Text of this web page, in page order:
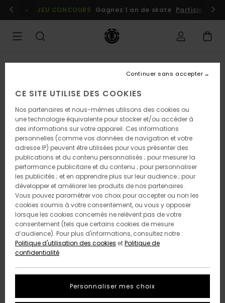
l'information
Se connecter / s'inscrire
JEU CONCOURS Gagnez 1 an de skate Participez
CE SITE UTILISE DES COOKIES
Nos partenaires et nous-mêmes utilisons des cookies ou
une technologie équivalente pour stocker et/ou accéder à
des informations sur votre appareil. Ces informations
personnelles (comme vos données de navigation et votre
adresse IP) peuvent être utilisées pour vous présenter des
publications et du contenu personnalisés ; pour mesurer la
performance publicitaire et du contenu ; pour personnaliser
les publicités ; et en apprendre plus sur leur audience ; pour
développer et améliorer les produits de nos partenaires.
Vous pouvez paramétrer vos choix pour accepter ou non les
cookies soumis à votre consentement, ou vous y opposer
lorsque les cookies concernés ne relèvent pas de votre
consentement (tels que certains cookies de mesure
d’audience). Pour plus d'informations, consultez notre :
Politique d'utilisation des cookies etPolitique de
confidentialité
Personnaliser mes choix
Continuer sans accepter